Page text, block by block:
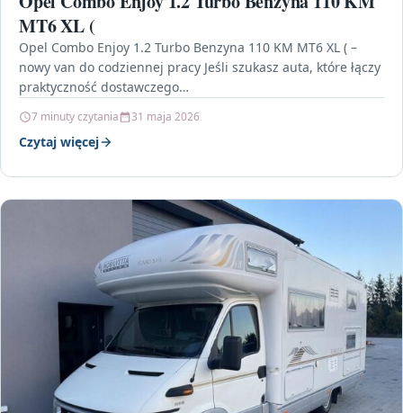
MT6 XL (
Opel Combo Enjoy 1.2 Turbo Benzyna 110 KM MT6 XL ( –
nowy van do codziennej pracy Jeśli szukasz auta, które łączy
praktyczność dostawczego…
7 minuty czytania 31 maja 2026
Czytaj więcej